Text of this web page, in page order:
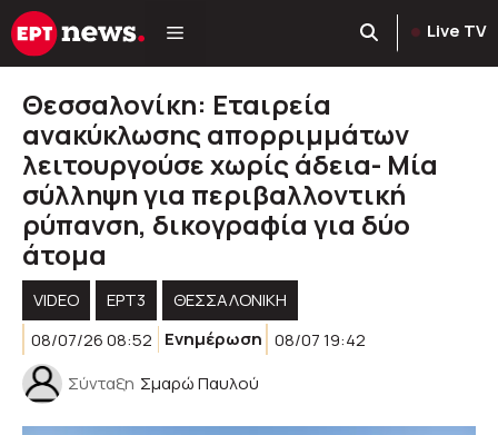
Μετάβαση
σε
Live TV
Θεσσαλονίκη: Εταιρεία
ανακύκλωσης απορριμμάτων
λειτουργούσε χωρίς άδεια- Μία
σύλληψη για περιβαλλοντική
ρύπανση, δικογραφία για δύο
άτομα
VIDEO ΕΡΤ3
ΘΕΣΣΑΛΟΝΙΚΗ
08/07/26 08:52
Ενημέρωση 08/07 19:42
Σύνταξη Σμαρώ Παυλού